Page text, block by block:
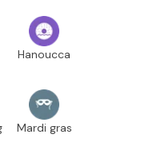
Hanoucca
Mardi gras